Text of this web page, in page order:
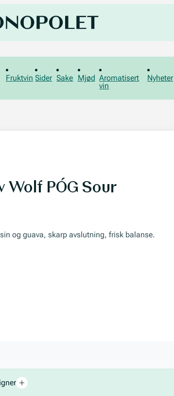
Fruktvin Sider Sake Mjød Aromatisert
vin
Nyheter
Wolf PÓG Sour
og guava, skarp avslutning, frisk balanse.